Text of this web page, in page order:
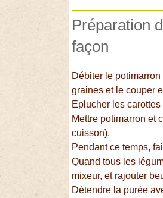
Préparation
façon
Débiter le
graines et le couper
Eplucher les
Mettre potimarron et
cuisson).
Pendant ce temps,
Quand tous les
mixeur, et rajouter
Détendre la purée